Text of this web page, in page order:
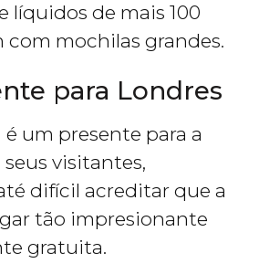
líquidos de mais 100
mochilas grandes.
para Londres
é um presente para a
visitantes,
difícil acreditar que a
tão impresionante
gratuita.